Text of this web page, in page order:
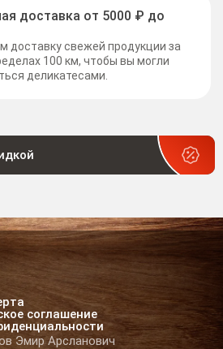
доставка от 5000 ₽ до
доставку свежей продукции за
100 км, чтобы вы могли
деликатесами.
соглашение
Эмир Арсланович